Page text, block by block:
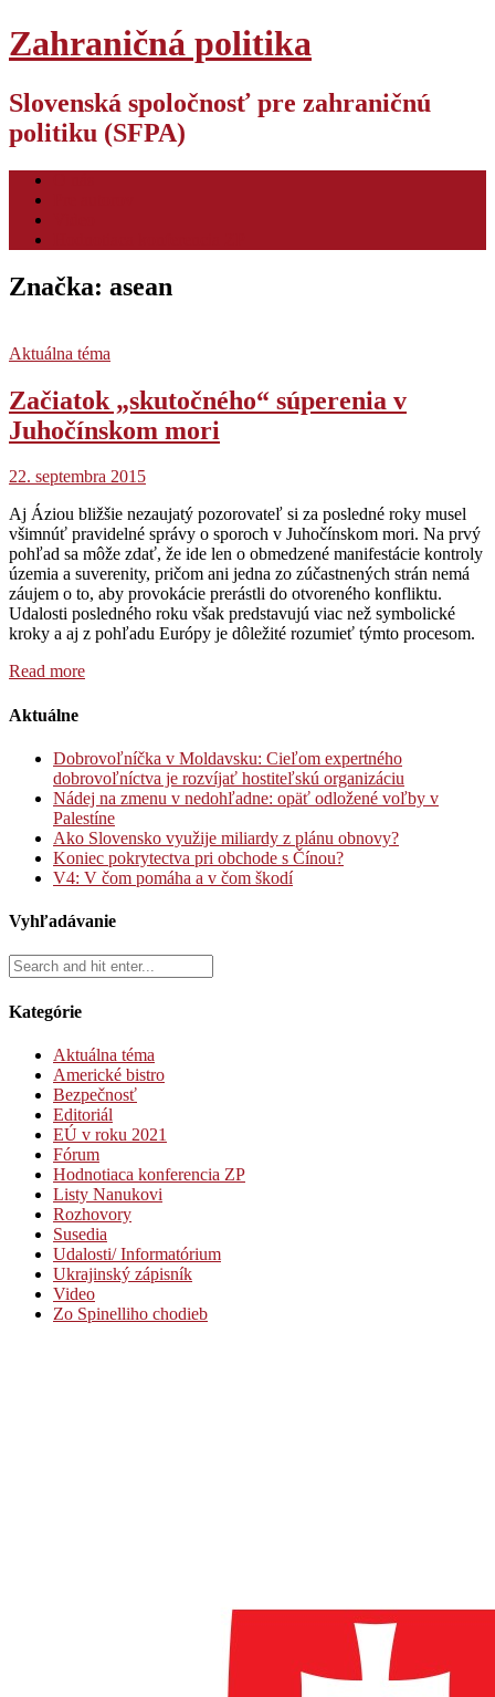
Zahraničná politika
Slovenská spoločnosť pre zahraničnú
politiku (SFPA)
Značka: asean
Aktuálna téma
Začiatok „skutočného“ súperenia v
Juhočínskom mori
22. septembra 2015
Aj Áziou bližšie nezaujatý pozorovateľ si za posledné roky musel
všimnúť pravidelné správy o sporoch v Juhočínskom mori. Na prvý
pohľad sa môže zdať, že ide len o obmedzené manifestácie kontroly
územia a suverenity, pričom ani jedna zo zúčastnených strán nemá
záujem o to, aby provokácie prerástli do otvoreného konfliktu.
Udalosti posledného roku však predstavujú viac než symbolické
kroky a aj z pohľadu Európy je dôležité rozumieť týmto procesom.
Read more
Aktuálne
Dobrovoľníčka v Moldavsku: Cieľom expertného
dobrovoľníctva je rozvíjať hostiteľskú organizáciu
Nádej na zmenu v nedohľadne: opäť odložené voľby v
Palestíne
Ako Slovensko využije miliardy z plánu obnovy?
Koniec pokrytectva pri obchode s Čínou?
V4: V čom pomáha a v čom škodí
Vyhľadávanie
Kategórie
Aktuálna téma
Americké bistro
Bezpečnosť
Editoriál
EÚ v roku 2021
Fórum
Hodnotiaca konferencia ZP
Listy Nanukovi
Rozhovory
Susedia
Udalosti/ Informatórium
Ukrajinský zápisník
Video
Zo Spinelliho chodieb